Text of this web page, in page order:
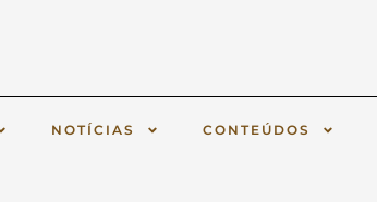
NOTÍCIAS CONTEÚDOS